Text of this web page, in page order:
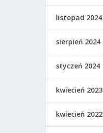
listopad 2024
sierpień 2024
styczeń 2024
kwiecień 2023
kwiecień 2022